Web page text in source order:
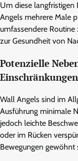
Um diese langfristigen
Angels mehrere Male
umfassendere Routine
zur Gesundheit von
Potenzielle
Einschränkungen
Wall Angels sind im
Ausführung minimale
jedoch leichte
oder im Rücken
Bewegungen gewöhnt